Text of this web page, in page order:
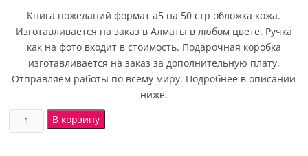
Книга пожеланий формат а5 на 50 стр обложка кожа.
Изготавливается на заказ в Алматы в любом цвете. Ручка
как на фото входит в стоимость. Подарочная коробка
изготавливается на заказ за дополнительную плату.
Отправляем работы по всему миру. Подробнее в описании
ниже.
В корзину